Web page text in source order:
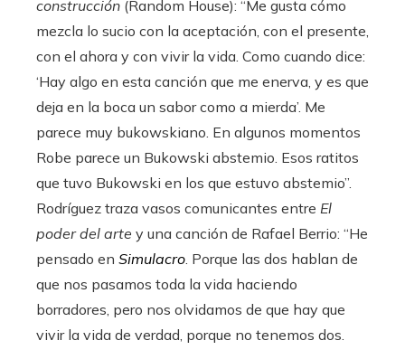
construcción (Random House): “Me gusta cómo
mezcla lo sucio con la aceptación, con el presente,
con el ahora y con vivir la vida. Como cuando dice:
‘Hay algo en esta canción que me enerva, y es que
deja en la boca un sabor como a mierda’. Me
parece muy bukowskiano. En algunos momentos
Robe parece un Bukowski abstemio. Esos ratitos
que tuvo Bukowski en los que estuvo abstemio”.
Rodríguez traza vasos comunicantes entre El
poder del arte y una canción de Rafael Berrio: “He
pensado en Simulacro. Porque las dos hablan de
que nos pasamos toda la vida haciendo
borradores, pero nos olvidamos de que hay que
vivir la vida de verdad, porque no tenemos dos.